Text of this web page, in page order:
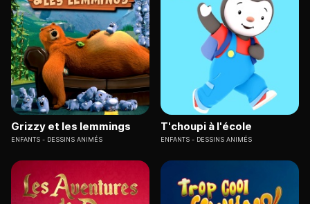
Grizzy et les lemmings
ENFANTS DESSINS ANIMÉS
T'choupi à l'école
ENFANTS DESSINS ANIMÉS